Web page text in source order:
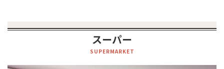
スーパー
SUPERMARKET